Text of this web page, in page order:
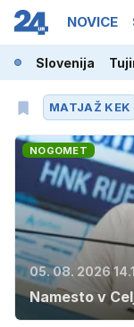
NOVICE
Slovenija
MATJAŽ KEK
NOGOMET
05. 08. 2026
Namesto v